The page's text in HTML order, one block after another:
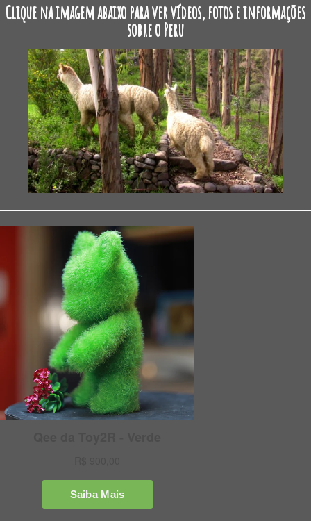
Clique na imagem abaixo para ver vídeos, fotos e informações
sobre o Peru